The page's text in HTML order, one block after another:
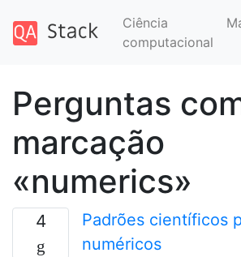
Ciência
computacional
Perguntas
marcação
«numerics»
4
Padrões científicos
numéricos